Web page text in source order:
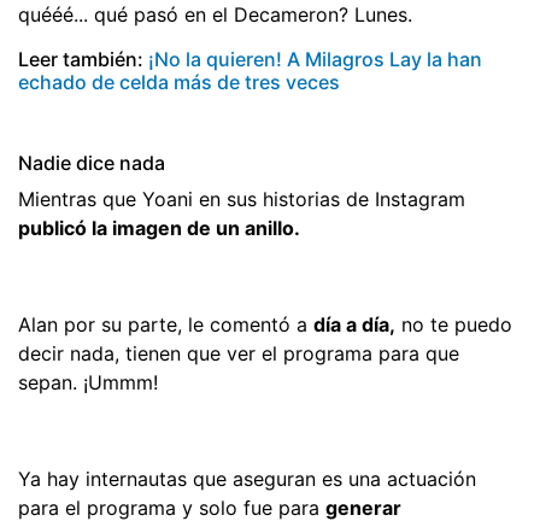
quééé... qué pasó en el Decameron? Lunes.
Leer también: ¡No la quieren! A Milagros Lay la han
echado de celda más de tres veces
Nadie dice nada
Mientras que Yoani en sus historias de Instagram
publicó la imagen de un anillo.
Alan por su parte, le comentó a día a día, no te puedo
decir nada, tienen que ver el programa para que
sepan. ¡Ummm!
Ya hay internautas que aseguran es una actuación
para el programa y solo fue para generar